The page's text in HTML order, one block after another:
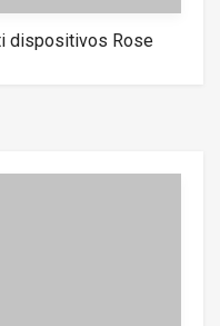
dispositivos Rose